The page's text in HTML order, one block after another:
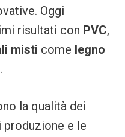
Oggi
risultati con PVC,
misti come legno
.
la qualità dei
e le